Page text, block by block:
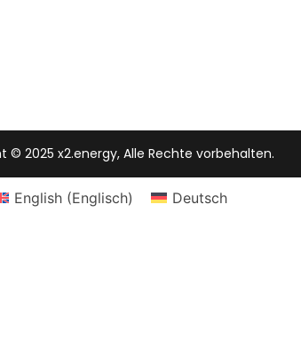
© 2025 x2.energy, Alle Rechte vorbehalten.
English (Englisch) Deutsch